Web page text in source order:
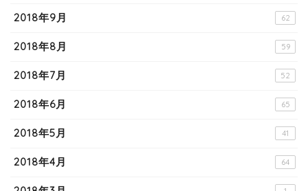
2018年9月 62
2018年8月 59
2018年7月 52
2018年6月 65
2018年5月 41
2018年4月 64